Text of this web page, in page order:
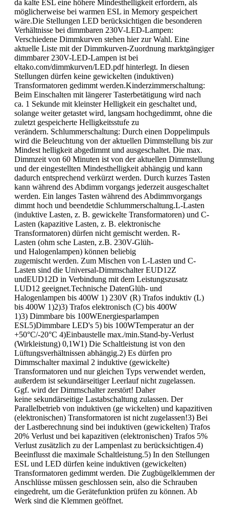
da kalte ESL eine höhere Mindesthelligkeit erfordern, als
möglicherweise bei warmen ESL in Memory gespeichert
wäre.Die Stellungen LED berücksichtigen die besonderen
Verhältnisse bei dimmbaren 230V-LED-Lampen:
Verschiedene Dimmkurven stehen hier zur Wahl. Eine
aktuelle Liste mit der Dimmkurven-Zuordnung marktgängiger
dimmbarer 230V-LED-Lampen ist bei
eltako.com/dimmkurven/LED.pdf hinterlegt. In diesen
Stellungen dürfen keine gewickelten (induktiven)
Transformatoren gedimmt werden.Kinderzimmerschaltung:
Beim Einschalten mit längerer Tasterbetätigung wird nach
ca. 1 Sekunde mit kleinster Helligkeit ein geschaltet und,
solange weiter getastet wird, langsam hochgedimmt, ohne die
zuletzt gespeicherte Helligkeitsstufe zu
verändern. Schlummerschaltung: Durch einen Doppelimpuls
wird die Beleuchtung von der aktuellen Dimmstellung bis zur
Mindest helligkeit abgedimmt und ausgeschaltet. Die max.
Dimmzeit von 60 Minuten ist von der aktuellen Dimmstellung
und der eingestellten Mindesthelligkeit abhängig und kann
dadurch entsprechend verkürzt werden. Durch kurzes Tasten
kann während des Abdimm vorgangs jederzeit ausgeschaltet
werden. Ein langes Tasten während des Abdimmvorgangs
dimmt hoch und beendetdie Schlummerschaltung.L-Lasten
(induktive Lasten, z. B. gewickelte Transformatoren) und C-
Lasten (kapazitive Lasten, z. B. elektronische
Transformatoren) dürfen nicht gemischt werden. R-
Lasten (ohm sche Lasten, z.B. 230V-Glüh-
und Halogenlampen) können beliebig
zugemischt werden. Zum Mischen von L-Lasten und C-
Lasten sind die Universal-Dimmschalter EUD12Z
undEUD12D in Verbindung mit dem Leistungszusatz
LUD12 geeignet.Technische DatenGlüh- und
Halogenlampen bis 400W 1) 230V (R) Trafos induktiv (L)
bis 400W 1)2)3) Trafos elektronisch (C) bis 400W
1)3) Dimmbare bis 100WEnergiesparlampen
ESL5)Dimmbare LED's 5) bis 100WTemperatur an der
+50°C/-20°C 4)Einbaustelle max./min.Stand-by-Verlust
(Wirkleistung) 0,1W1) Die Schaltleistung ist von den
Lüftungsverhältnissen abhängig.2) Es dürfen pro
Dimmschalter maximal 2 induktive (gewickelte)
Transformatoren und nur gleichen Typs verwendet werden,
außerdem ist sekundärseitiger Leerlauf nicht zugelassen.
Ggf. wird der Dimmschalter zerstört! Daher
keine sekundärseitige Lastabschaltung zulassen. Der
Parallelbetrieb von induktiven (ge wickelten) und kapazitiven
(elektronischen) Transformatoren ist nicht zugelassen!3) Bei
der Lastberechnung sind bei induktiven (gewickelten) Trafos
20% Verlust und bei kapazitiven (elektronischen) Trafos 5%
Verlust zusätzlich zu der Lampenlast zu berücksichtigen.4)
Beeinflusst die maximale Schaltleistung.5) In den Stellungen
ESL und LED dürfen keine induktiven (gewickelten)
Transformatoren gedimmt werden. Die Zugbügelklemmen der
Anschlüsse müssen geschlossen sein, also die Schrauben
eingedreht, um die Gerätefunktion prüfen zu können. Ab
Werk sind die Klemmen geöffnet.